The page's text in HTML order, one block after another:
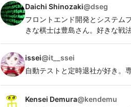
Daichi Shinozaki@dseg
フロントエンド開発とシステム
きな棋士は豊島さん。好きな戦
issei@it__ssei
自動テストと定時退社が好き。
Kensei Demura@kendemu